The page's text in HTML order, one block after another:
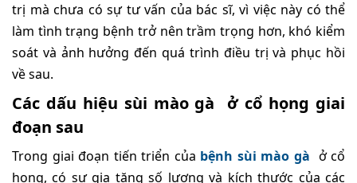
trị mà chưa có sự tư vấn của bác sĩ, vì việc này có thể
làm tình trạng bệnh trở nên trầm trọng hơn, khó kiểm
soát và ảnh hưởng đến quá trình điều trị và phục hồi
về sau.
Các dấu hiệu sùi mào gà ở cổ họng giai
đoạn sau
Trong giai đoạn tiến triển của bệnh sùi mào gà ở cổ
họng, có sự gia tăng số lượng và kích thước của các